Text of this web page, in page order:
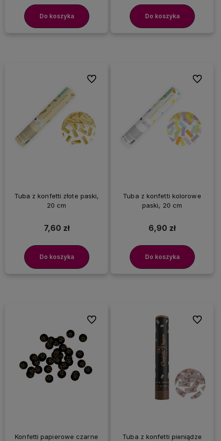
Do koszyka Do koszyka
Tuba z konfetti złote paski,
20 cm
7,60 zł
Do koszyka
Do ulubionych
Tuba z konfetti kolorowe
paski, 20 cm
6,90 zł
Do koszyka
Do
Konfetti papierowe czarne
Do ulubionych
Tuba z konfetti pieniądze
Do